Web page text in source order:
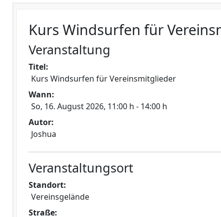
Kurs Windsurfen für
Veranstaltung
Titel:
Kurs Windsurfen für Vereinsmitglieder
Wann:
So, 16. August 2026, 11:00 h - 14:00 h
Autor:
Joshua
Veranstaltungsort
Standort:
Vereinsgelände
Straße: